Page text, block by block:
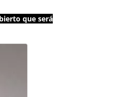
que será